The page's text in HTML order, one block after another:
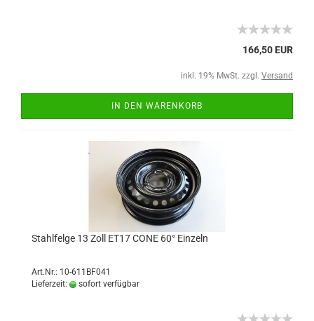
166,50 EUR
inkl. 19% MwSt. zzgl. Versand
IN DEN WARENKORB
Stahlfelge 13 Zoll ET17 CONE 60° Einzeln
Art.Nr.: 10-611BF041
Lieferzeit:
sofort verfügbar